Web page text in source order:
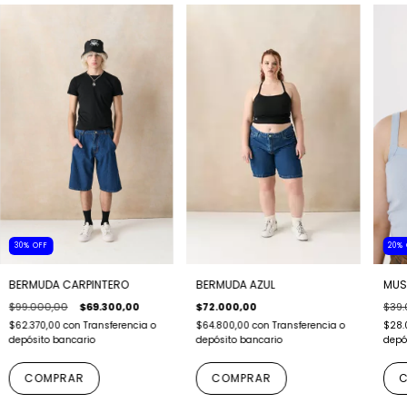
30% OFF
BERMUDA CARPINTERO
$99.000,00 $69.300,00
$62.370,00con Transferencia o
depósito bancario
COMPRAR
BERMUDA AZUL
$72.000,00
$64.800,00con Transferencia o
depósito bancario
COMPRAR
20%